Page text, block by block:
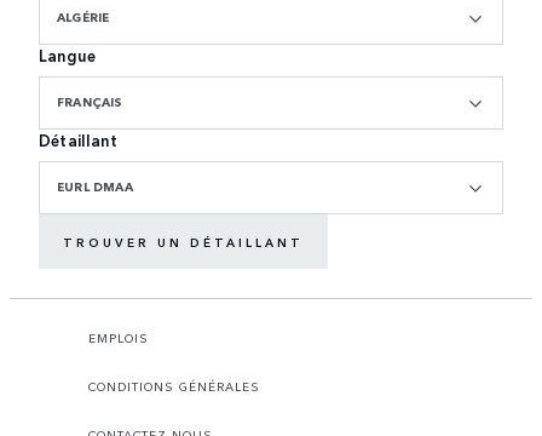
ALGÉRIE
Langue
FRANÇAIS
Détaillant
EURL DMAA
TROUVER UN DÉTAILLANT
EMPLOIS
CONDITIONS GÉNÉRALES